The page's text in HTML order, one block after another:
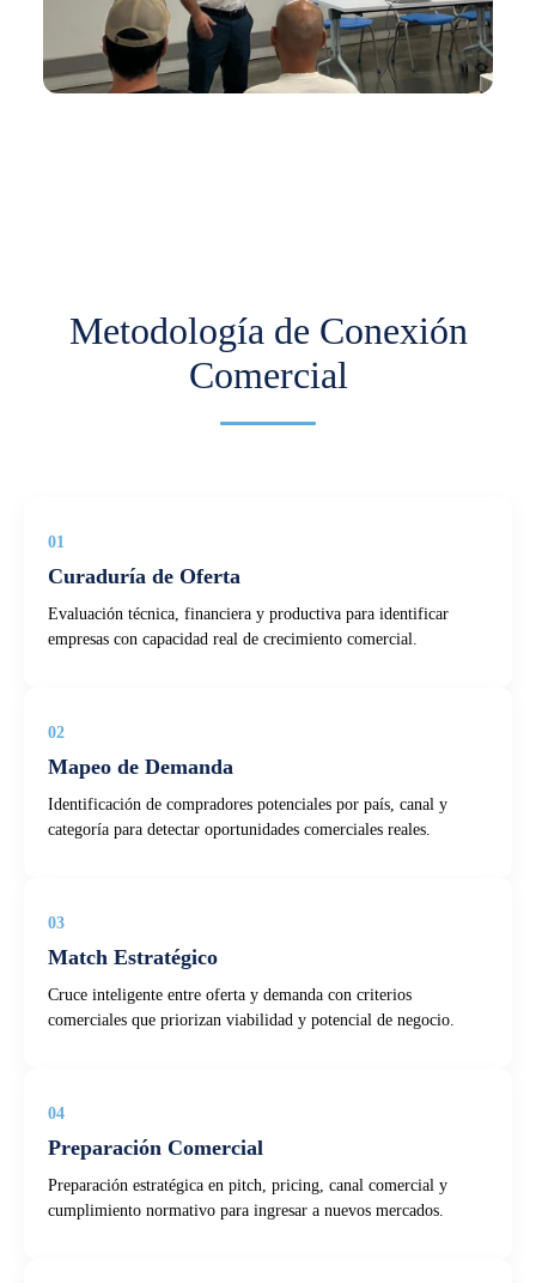
Metodología de Conexión
Comercial
01
Curaduría de Oferta
Evaluación técnica, financiera y productiva para identificar
empresas con capacidad real de crecimiento comercial.
02
Mapeo de Demanda
Identificación de compradores potenciales por país, canal y
categoría para detectar oportunidades comerciales reales.
03
Match Estratégico
Cruce inteligente entre oferta y demanda con criterios
comerciales que priorizan viabilidad y potencial de negocio.
04
Preparación Comercial
Preparación estratégica en pitch, pricing, canal comercial y
cumplimiento normativo para ingresar a nuevos mercados.